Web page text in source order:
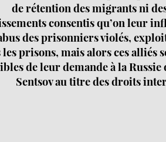
de rétention des migrants ni
consentis qu’on leur
des prisonniers violés,
les prisons, mais alors ces alliés
de leur demande à la
Sentsov au titre des droits